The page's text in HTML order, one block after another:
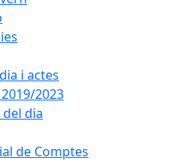
i actes
2023
dia
de Comptes